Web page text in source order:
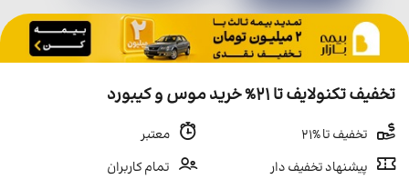
تخفیف تکنولایف تا 21% خرید موس و کیبورد
تخفیف تا %21
معتبر
پیشنهاد تخفیف دار
تمام کاربران